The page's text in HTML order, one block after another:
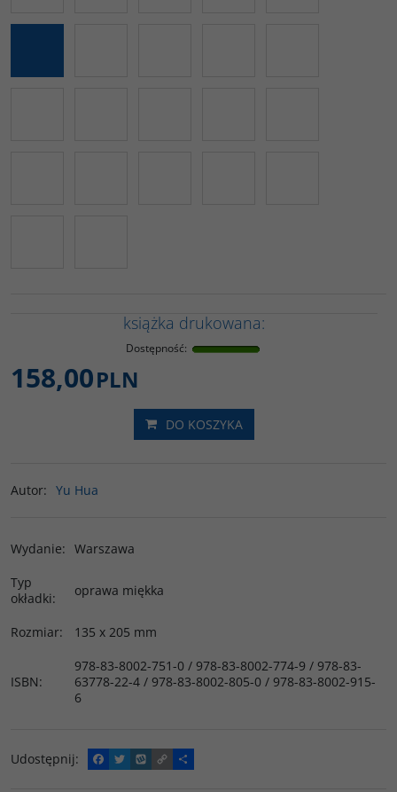
książka drukowana:
Dostępność:
158,00PLN
DO KOSZYKA
Autor: Yu Hua
Wydanie: Warszawa
Typ
okładki: oprawa miękka
Rozmiar: 135 x 205 mm
ISBN:
978-83-8002-751-0 / 978-83-8002-774-9 / 978-83-
63778-22-4 / 978-83-8002-805-0 / 978-83-8002-915-
6
Udostępnij:
F
a
T
w
W
y
C
o
P
o